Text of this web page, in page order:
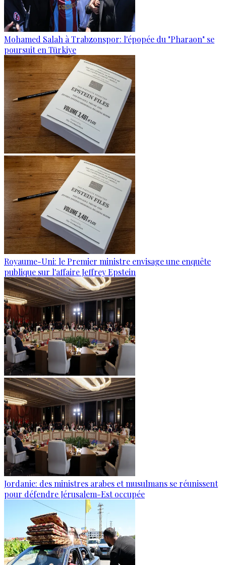
Mohamed Salah à Trabzonspor: l'épopée du "Pharaon" se
poursuit en Türkiye
Royaume-Uni: le Premier ministre envisage une enquête
publique sur l'affaire Jeffrey Epstein
Jordanie: des ministres arabes et musulmans se réunissent
pour défendre Jérusalem-Est occupée